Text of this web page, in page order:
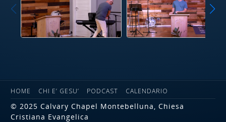
HOME CHI E’ GESU’ PODCAST CALENDARIO
© 2025 Calvary Chapel Montebelluna, Chiesa
Cristiana Evangelica